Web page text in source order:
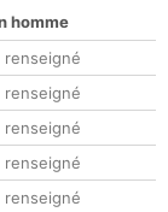
homme
renseigné
renseigné
renseigné
renseigné
renseigné